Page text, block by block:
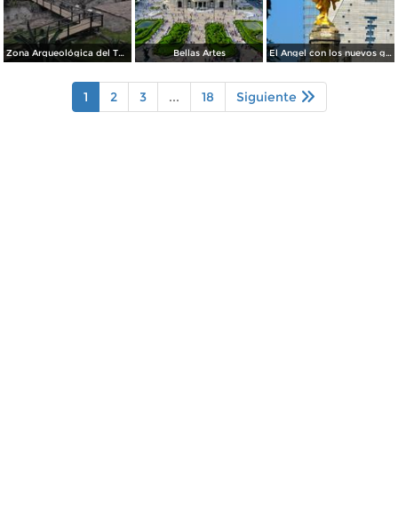
Zona Arqueológica del Templo Mayor. Junio/2018 Bellas Artes El Angel con los nuevos guardianes de reforma.
1 2 3 ... 18 Siguiente